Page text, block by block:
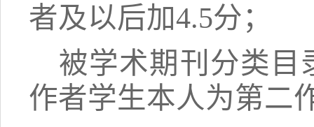
者及以后加4.5分；
被学术期刊分类目
作者学生本人为第二